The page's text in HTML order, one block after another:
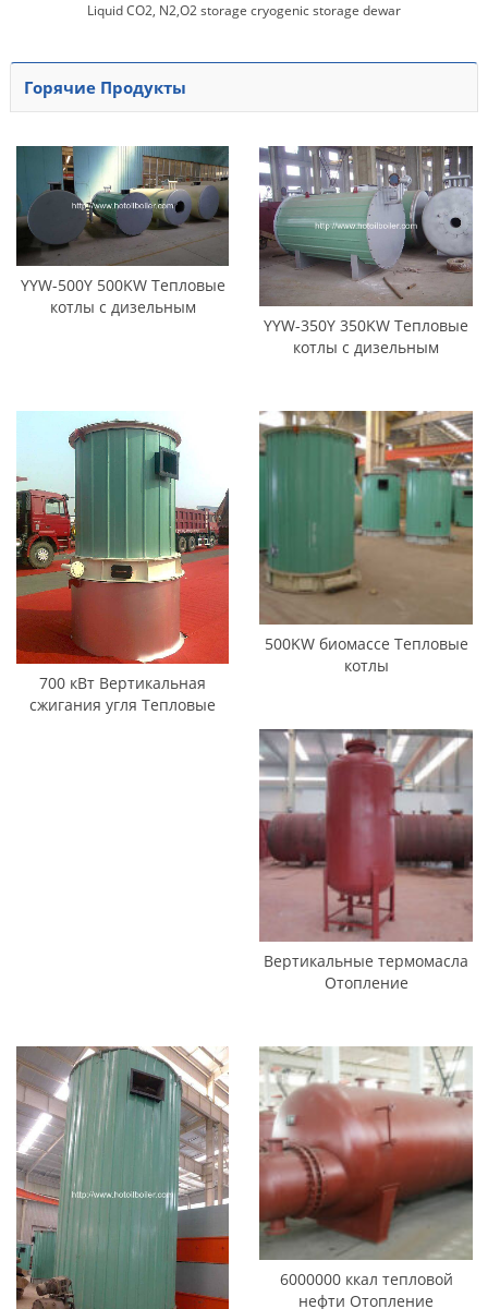
Liquid CO2, N2,O2 storage cryogenic storage dewar
Горячие Продукты
YYW-500Y 500KW Тепловые
котлы с дизельным
YYW-350Y 350KW Тепловые
котлы с дизельным
700 кВт Вертикальная
сжигания угля Тепловые
500KW биомассе Тепловые
котлы
Вертикальные термомасла
Отопление
6000000 ккал тепловой
нефти Отопление